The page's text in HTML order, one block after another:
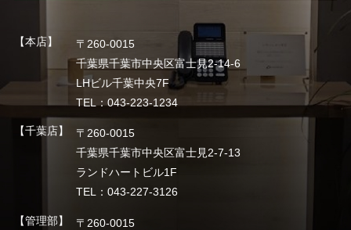
【本店】
〒260-0015
千葉県千葉市中央区富士見2-14-6
LHビル千葉中央7F
TEL：043-223-1234
【千葉店】
〒260-0015
千葉県千葉市中央区富士見2-7-13
ランドハートビル1F
TEL：043-227-3126
【管理部】
〒260-0015